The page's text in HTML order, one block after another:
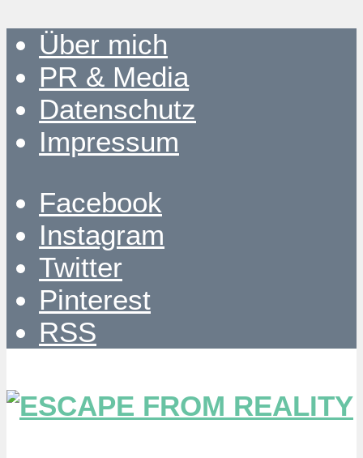
Über mich
PR & Media
Datenschutz
Impressum
Facebook
Instagram
Twitter
Pinterest
RSS